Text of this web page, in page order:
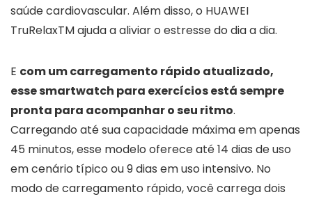
saúde cardiovascular. Além disso, o HUAWEI
TruRelaxTM ajuda a aliviar o estresse do dia a dia.
E com um carregamento rápido atualizado,
esse smartwatch para exercícios está sempre
pronta para acompanhar o seu ritmo.
Carregando até sua capacidade máxima em apenas
45 minutos, esse modelo oferece até 14 dias de uso
em cenário típico ou 9 dias em uso intensivo. No
modo de carregamento rápido, você carrega dois